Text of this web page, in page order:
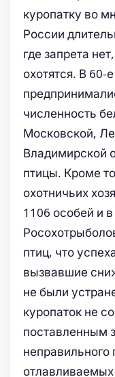
куропатку во
России
где запрета
охотятся. В
численность
Московской,
Владимирской
птицы. Кроме
охотничьих
1106 особей и в
птиц, что
вызвавшие
не были
куропаток не
поставленным
неправильного